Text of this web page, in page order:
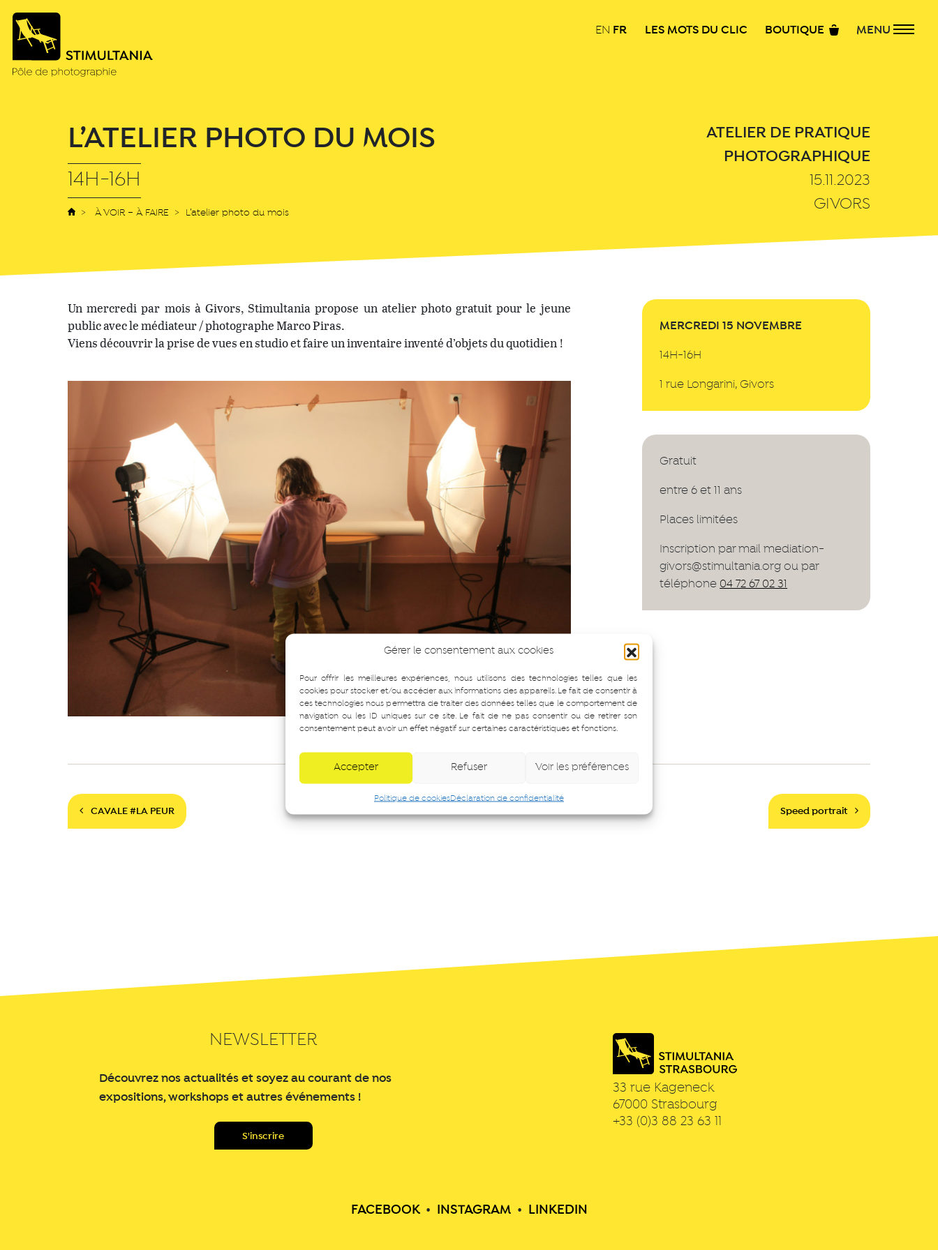
Gérer le consentement aux cookies
Pour offrir les meilleures expériences, nous utilisons des technologies telles que les
cookies pour stocker et/ou accéder aux informations des appareils. Le fait de consentir à
ces technologies nous permettra de traiter des données telles que le comportement de
navigation ou les ID uniques sur ce site. Le fait de ne pas consentir ou de retirer son
consentement peut avoir un effet négatif sur certaines caractéristiques et fonctions.
Accepter Refuser Voir les préférences
Politique de cookiesDéclaration de confidentialité
EN FR LES MOTS DU CLIC BOUTIQUE MENU
L’ATELIER PHOTO DU MOIS
14H-16H
À VOIR – À FAIRE L’atelier photo du mois
ATELIER DE PRATIQUE
PHOTOGRAPHIQUE
15.11.2023
GIVORS
MERCREDI 15 NOVEMBRE
14H-16H
1 rue Longarini, Givors
Gratuit
entre 6 et 11 ans
Places limitées
Inscription par mail mediation-
givors@stimultania.org ou par
téléphone 04 72 67 02 31
Un mercredi par mois à Givors, Stimultania propose un atelier photo gratuit pour le jeune
public avec le médiateur / photographe Marco Piras.
Viens découvrir la prise de vues en studio et faire un inventaire inventé d’objets du quotidien !
Navigation
CAVALE #LA PEUR Speed portrait
NEWSLETTER
Découvrez nos actualités et soyez au courant de nos
expositions, workshops et autres événements !
33 rue Kageneck
67000 Strasbourg
+33 (0)3 88 23 63 11
FACEBOOK • INSTAGRAM • LINKEDIN